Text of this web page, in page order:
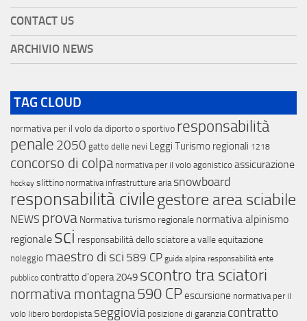
CONTACT US
ARCHIVIO NEWS
TAG CLOUD
normativa per il volo da diporto o sportivo responsabilità
penale 2050 gatto delle nevi Leggi Turismo regionali 1218
concorso di colpa normativa per il volo agonistico assicurazione
hockey slittino normativa infrastrutture aria snowboard
responsabilità civilegestore area sciabile
NEWS prova Normativa turismo regionale normativa alpinismo
regionale sci responsabilità dello sciatore a valleequitazione
noleggio maestro di sci 589 CP guida alpina responsabilità ente
pubblico contratto d'opera 2049 scontro tra sciatori
normativa montagna590 CPescursione normativa per il
volo libero bordopista seggiovia posizione di garanzia contratto